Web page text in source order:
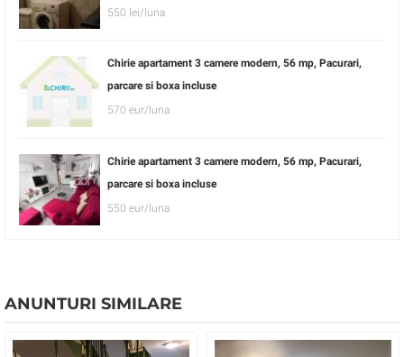
550 lei/luna
Chirie apartament 3 camere modern, 56 mp, Pacurari,
parcare si boxa incluse
570 eur/luna
Chirie apartament 3 camere modern, 56 mp, Pacurari,
parcare si boxa incluse
550 eur/luna
ANUNTURI SIMILARE